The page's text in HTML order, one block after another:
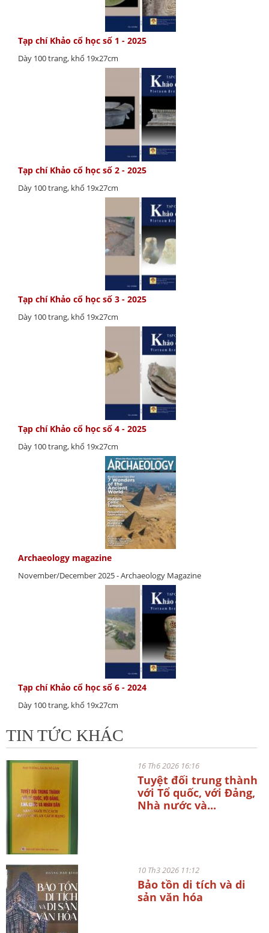
Tạp chí Khảo cổ học số 1 - 2025
Dày 100 trang, khổ 19x27cm
Tạp chí Khảo cổ học số 2 - 2025
Dày 100 trang, khổ 19x27cm
Tạp chí Khảo cổ học số 3 - 2025
Dày 100 trang, khổ 19x27cm
Tạp chí Khảo cổ học số 4 - 2025
Dày 100 trang, khổ 19x27cm
Archaeology magazine
November/December 2025 - Archaeology Magazine
Tạp chí Khảo cổ học số 6 - 2024
Dày 100 trang, khổ 19x27cm
TIN TỨC KHÁC
16 Th6 2026 16:16
Tuyệt đối trung thành
với Tổ quốc, với Đảng,
Nhà nước và...
10 Th3 2026 11:12
Bảo tồn di tích và di
sản văn hóa